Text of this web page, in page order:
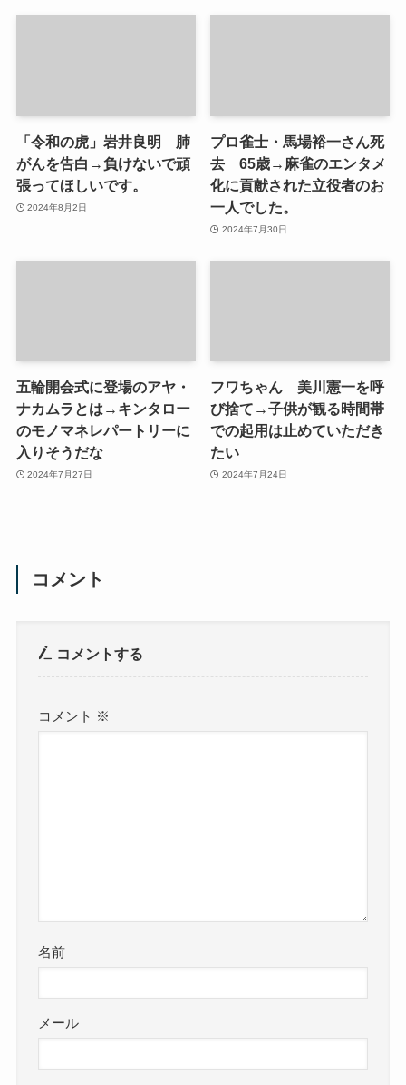
「令和の虎」岩井良明 肺
がんを告白→負けないで頑
張ってほしいです。
2024年8月2日
プロ雀士・馬場裕一さん死
去 65歳→麻雀のエンタメ
化に貢献された立役者のお
一人でした。
2024年7月30日
五輪開会式に登場のアヤ・
ナカムラとは→キンタロー
のモノマネレパートリーに
入りそうだな
2024年7月27日
フワちゃん 美川憲一を呼
び捨て→子供が観る時間帯
での起用は止めていただき
たい
2024年7月24日
コメント
コメントする
コメント ※
名前
メール